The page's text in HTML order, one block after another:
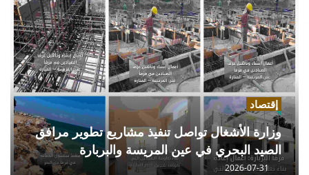
إقتصاد
وزارة الأشغال تواصل تنفيذ مشاريع تطوير مرافق
الصيد البحري في عين المريسة والبربارة
2026-07-31